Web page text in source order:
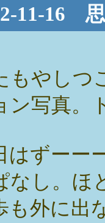
11-16
もやしつ
ン写真。
はずーー
なし。ほ
も外に出